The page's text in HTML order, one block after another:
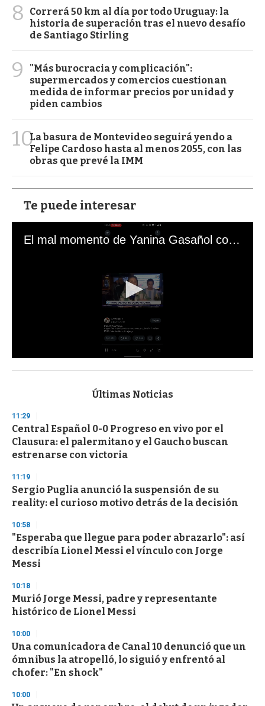
8
Correrá 50 km al día por todo Uruguay: la
historia de superación tras el nuevo desafío
de Santiago Stirling
9
"Más burocracia y complicación":
supermercados y comercios cuestionan
medida de informar precios por unidad y
piden cambios
10La basura de Montevideo seguirá yendo a
Felipe Cardoso hasta al menos 2055, con las
obras que prevé la IMM
Te puede interesar
El mal momento de Yanina Gasañol con un hincha argentino en "Subrayado"
s
d
s
o
f
3
s
e
c
o
d
s
Últimas Noticias
11:29
Central Español 0-0 Progreso en vivo por el
Clausura: el palermitano y el Gaucho buscan
estrenarse con victoria
11:19
Sergio Puglia anunció la suspensión de su
reality: el curioso motivo detrás de la decisión
10:58
"Esperaba que llegue para poder abrazarlo": así
describía Lionel Messi el vínculo con Jorge
Messi
10:18
Murió Jorge Messi, padre y representante
histórico de Lionel Messi
10:00
Una comunicadora de Canal 10 denunció que un
ómnibus la atropelló, lo siguió y enfrentó al
chofer: "En shock"
10:00